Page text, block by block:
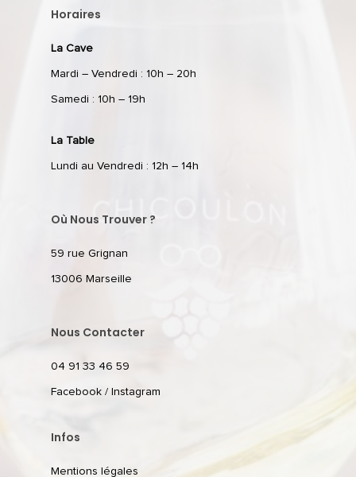
Horaires
La Cave
Mardi – Vendredi : 10h – 20h
Samedi : 10h – 19h
La Table
Lundi au Vendredi : 12h – 14h
Où Nous Trouver ?
59 rue Grignan
13006 Marseille
Nous Contacter
04 91 33 46 59
Facebook / Instagram
Infos
Mentions légales